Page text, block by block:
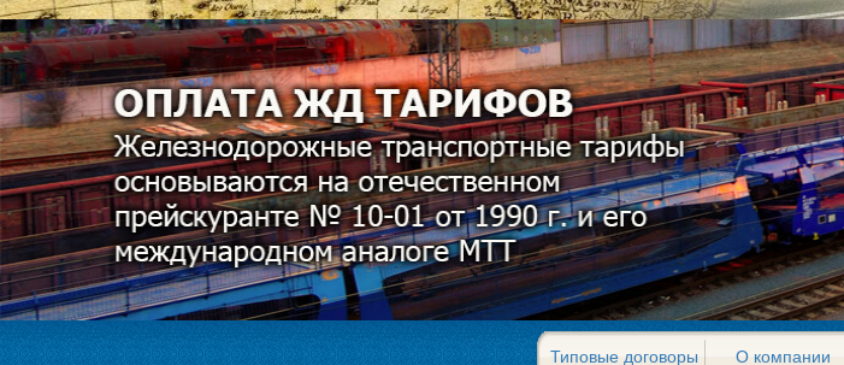
Типовые договоры О компании